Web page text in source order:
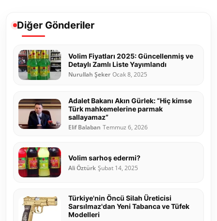
Diğer Gönderiler
Volim Fiyatları 2025: Güncellenmiş ve
Detaylı Zamlı Liste Yayımlandı
Nurullah Şeker Ocak 8, 2025
Adalet Bakanı Akın Gürlek: “Hiç kimse
Türk mahkemelerine parmak
sallayamaz”
Elif Balaban Temmuz 6, 2026
Volim sarhoş edermi?
Ali Öztürk Şubat 14, 2025
Türkiye'nin Öncü Silah Üreticisi
Sarsılmaz'dan Yeni Tabanca ve Tüfek
Modelleri